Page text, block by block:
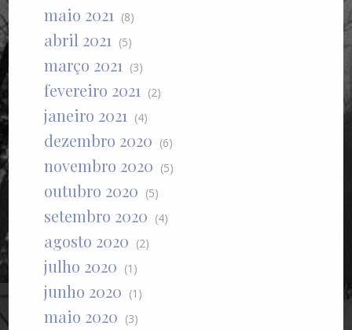
maio 2021 (8)
abril 2021 (5)
março 2021 (3)
fevereiro 2021 (2)
janeiro 2021 (4)
dezembro 2020 (6)
novembro 2020 (5)
outubro 2020 (5)
setembro 2020 (4)
agosto 2020 (2)
julho 2020 (1)
junho 2020 (1)
maio 2020 (3)